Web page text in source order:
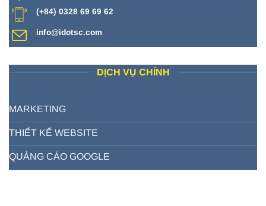
(+84) 0328 69 69 62
info@idotsc.com
DỊCH VỤ CHÍNH
MARKETING
THIẾT KẾ WEBSITE
QUẢNG CÁO GOOGLE